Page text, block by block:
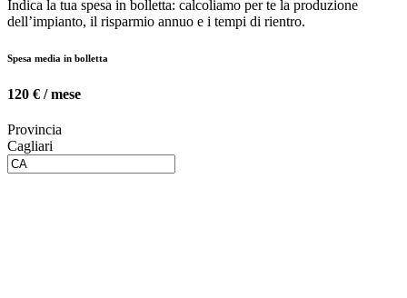
Indica la tua spesa in bolletta: calcoliamo per te la produzione
dell’impianto, il risparmio annuo e i tempi di rientro.
Spesa media in bolletta
120 € / mese
Provincia
Cagliari